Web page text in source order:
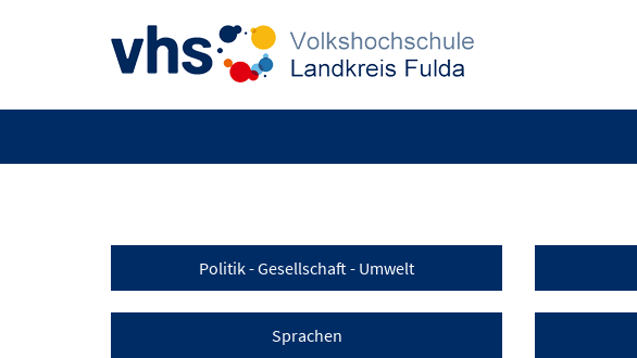
Politik - Gesellschaft - Umwelt
Sprachen